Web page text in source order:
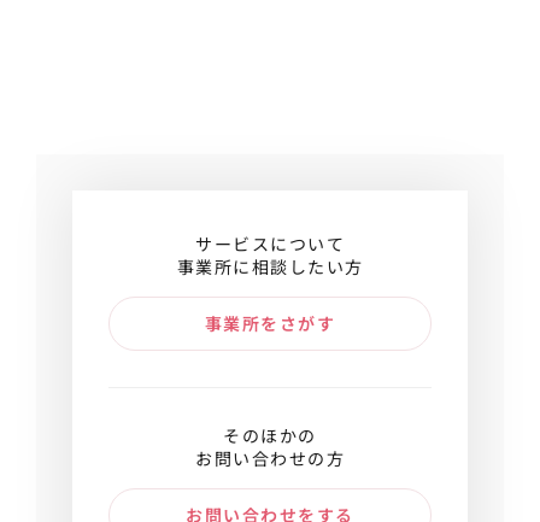
サービスについて
事業所に相談したい方
事業所をさがす
そのほかの
お問い合わせの方
お問い合わせをする